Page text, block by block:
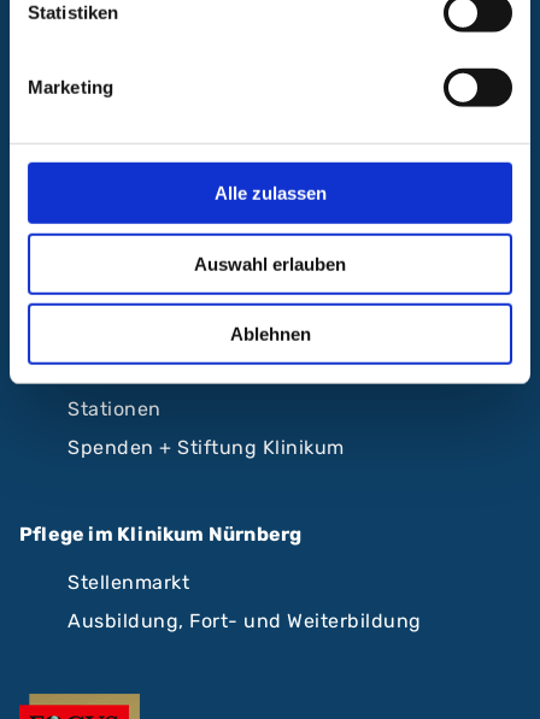
Statistiken
Marketing
Alle zulassen
Auswahl erlauben
Ablehnen
A.R.Z. Ambulantes Rehabilitationszentrum
Klinikum Nürnberg
Krankenhäuser Nürnberger Land
Kliniken und Zentren von A-Z
Stationen
Spenden + Stiftung Klinikum
Pflege im Klinikum Nürnberg
Stellenmarkt
Ausbildung, Fort- und Weiterbildung